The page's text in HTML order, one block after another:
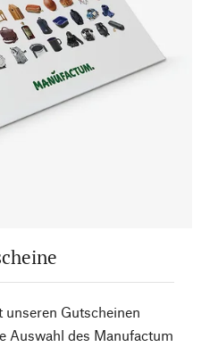
unseren Gutscheinen
Auswahl des Manufactum